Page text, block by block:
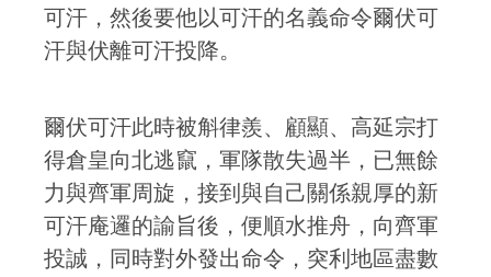
可汗，然後要他以可汗的名義命令爾伏可
汗與伏離可汗投降。
爾伏可汗此時被斛律羨、顧顯、高延宗打
得倉皇向北逃竄，軍隊散失過半，已無餘
力與齊軍周旋，接到與自己關係親厚的新
可汗庵邏的諭旨後，便順水推舟，向齊軍
投誠，同時對外發出命令，突利地區盡數